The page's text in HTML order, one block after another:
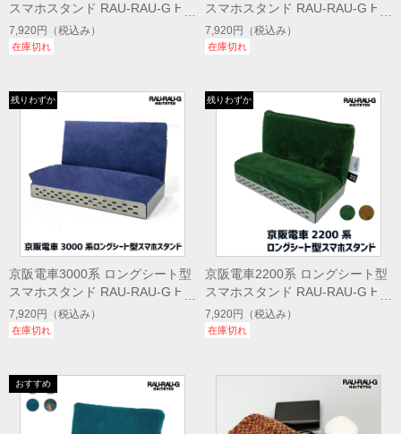
スマホスタンド RAU-RAU-G HAI
TETSU
7,920円 （税込み）
在庫切れ
スマホスタンド RAU-RAU-G HAI
TETSU オレンジ スマートフォン
置き
7,920円 （税込み）
在庫切れ
京阪電車3000系 ロングシート型
スマホスタンド RAU-RAU-G HAI
TETSU
7,920円 （税込み）
在庫切れ
京阪電車2200系 ロングシート型
スマホスタンド RAU-RAU-G HAI
TETSU
7,920円 （税込み）
在庫切れ